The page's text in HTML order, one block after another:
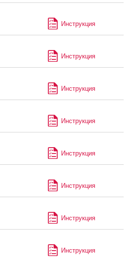
Инструкция
Инструкция
Инструкция
Инструкция
Инструкция
Инструкция
Инструкция
Инструкция